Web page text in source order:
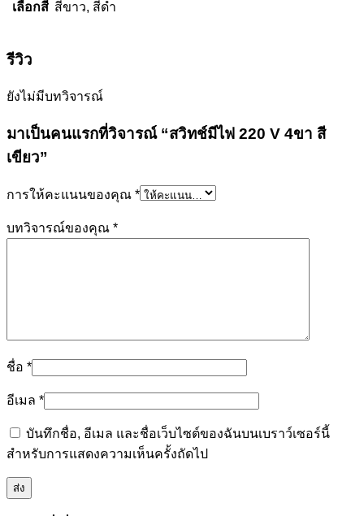
เลือกสี สีขาว, สีดำ
รีวิว
ยังไม่มีบทวิจารณ์
มาเป็นคนแรกที่วิจารณ์ “สวิทช์มีไฟ 220 V 4ขา สี
เขียว”
การให้คะแนนของคุณ *
บทวิจารณ์ของคุณ *
ชื่อ *
อีเมล *
บันทึกชื่อ, อีเมล และชื่อเว็บไซต์ของฉันบนเบราว์เซอร์นี้
สำหรับการแสดงความเห็นครั้งถัดไป